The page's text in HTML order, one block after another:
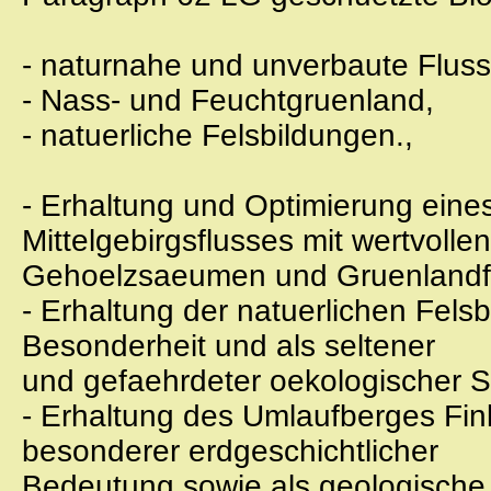
- naturnahe und unverbaute
- Nass- und Feuchtgruenland,
- natuerliche Felsbildungen.,
- Erhaltung und Optimierung
Mittelgebirgsflusses mit wertvollen
Gehoelzsaeumen und
- Erhaltung der natuerlichen
Besonderheit und als seltener
und gefaehrdeter oekologischer
- Erhaltung des Umlaufberges
besonderer erdgeschichtlicher